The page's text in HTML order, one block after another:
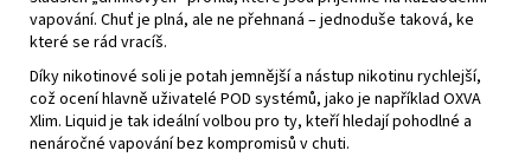
vapování. Chuť je plná, ale ne přehnaná – jednoduše taková, ke
které se rád vracíš.
Díky nikotinové soli je potah jemnější a nástup nikotinu rychlejší,
což ocení hlavně uživatelé POD systémů, jako je například OXVA
Xlim. Liquid je tak ideální volbou pro ty, kteří hledají pohodlné a
nenáročné vapování bez kompromisů v chuti.